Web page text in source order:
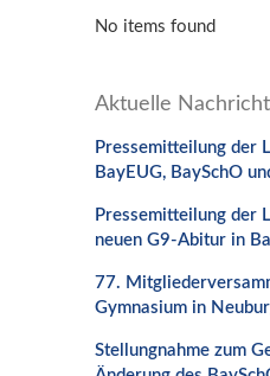
No items found
Aktuelle
Pressemitteilung der
BayEUG, BaySchO
Pressemitteilung der
neuen G9-Abitur in
77.
Gymnasium in
Stellungnahme zum